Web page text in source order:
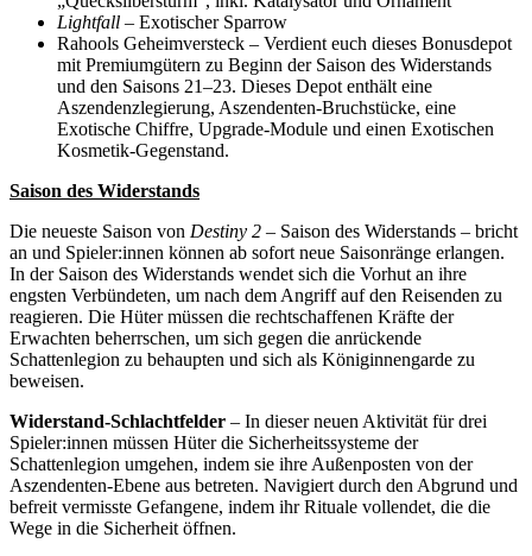
Lightfall – Exotischer Sparrow
Rahools Geheimversteck – Verdient euch dieses Bonusdepot
mit Premiumgütern zu Beginn der Saison des Widerstands
und den Saisons 21–23. Dieses Depot enthält eine
Aszendenzlegierung, Aszendenten-Bruchstücke, eine
Exotische Chiffre, Upgrade-Module und einen Exotischen
Kosmetik-Gegenstand.
Saison des Widerstands
Die neueste Saison von Destiny 2 – Saison des Widerstands – bricht
an und Spieler:innen können ab sofort neue Saisonränge erlangen.
In der Saison des Widerstands wendet sich die Vorhut an ihre
engsten Verbündeten, um nach dem Angriff auf den Reisenden zu
reagieren. Die Hüter müssen die rechtschaffenen Kräfte der
Erwachten beherrschen, um sich gegen die anrückende
Schattenlegion zu behaupten und sich als Königinnengarde zu
beweisen.
Widerstand-Schlachtfelder – In dieser neuen Aktivität für drei
Spieler:innen müssen Hüter die Sicherheitssysteme der
Schattenlegion umgehen, indem sie ihre Außenposten von der
Aszendenten-Ebene aus betreten. Navigiert durch den Abgrund und
befreit vermisste Gefangene, indem ihr Rituale vollendet, die die
Wege in die Sicherheit öffnen.